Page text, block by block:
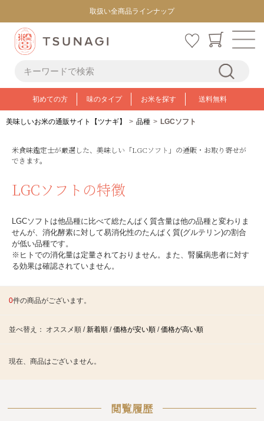
取扱い全商品ラインナップ
初めての方 味のタイプ お米を探す 送料無料
美味しいお米の通販サイト【ツナギ】 品種 LGCソフト
米食味鑑定士が厳選した、美味しい「LGCソフト」の通販・お取り寄せが
できます。
LGCソフトの特徴
LGCソフトは他品種に比べて総たんぱく質含量は他の品種と変わりま
せんが、消化酵素に対して易消化性のたんぱく質(グルテリン)の割合
が低い品種です。
※ヒトでの消化量は定量されておりません。また、腎臓病患者に対す
る効果は確認されていません。
0件の商品がございます。
並べ替え： オススメ順 /新着順 /価格が安い順 /価格が高い順
現在、商品はございません。
閲覧履歴